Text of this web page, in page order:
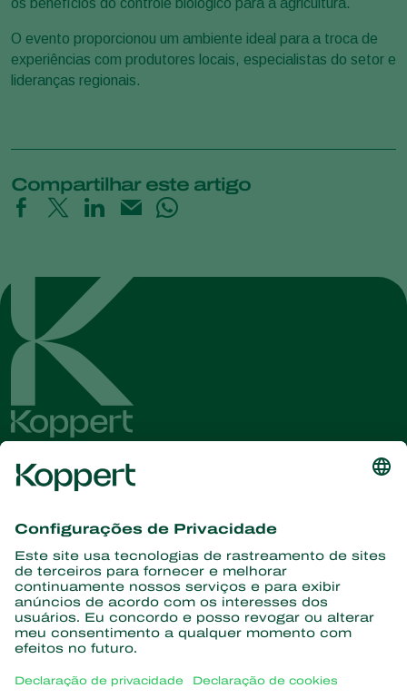
os benefícios do controle biológico para a agricultura.
O evento proporcionou um ambiente ideal para a troca de
experiências com produtores locais, especialistas do setor e
lideranças regionais.
Compartilhar este artigo
informações
Assine aqui
Parceiros com a natureza
Sobre a Koppert